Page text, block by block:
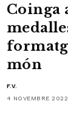
Coinga
món
F.V.
4 NOVEMBRE 2022